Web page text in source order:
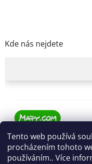
Tento web používá
procházením tohoto
používáním.. Více
Kde nás nejdete